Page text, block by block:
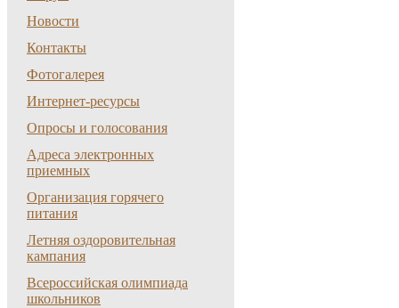
Новости
Контакты
Фотогалерея
Интернет-ресурсы
Опросы и голосования
Адреса электронных
приемных
Организация горячего
питания
Летняя оздоровительная
кампания
Всероссийская олимпиада
школьников